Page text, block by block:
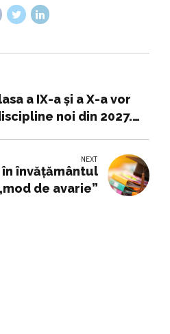
a IX-a și a X-a vor
noi din 2027.
NEXT
învățământul
de avarie”